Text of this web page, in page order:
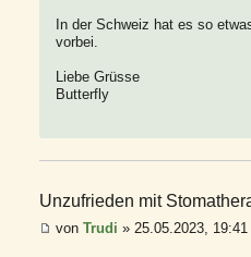
In der Schweiz hat es so
vorbei.
Liebe Grüsse
Butterfly
Unzufrieden mit
von Trudi » 25.05.2023, 19:41